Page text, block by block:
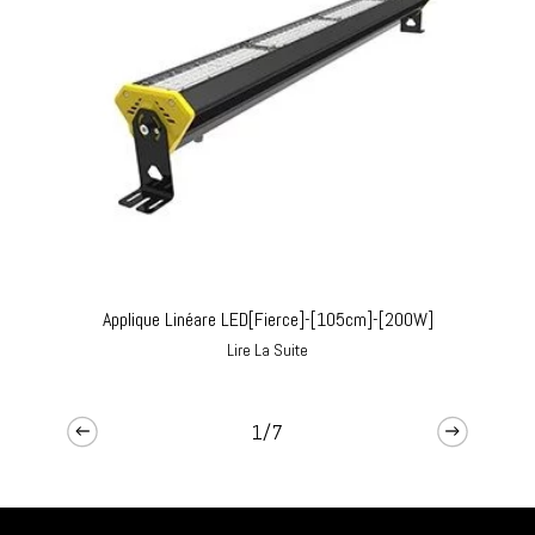
Applique Linéare LED[Fierce]-[105cm]-[200W]
Lire La Suite
1/7